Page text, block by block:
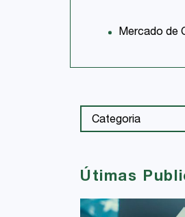
Mercado de
Útimas